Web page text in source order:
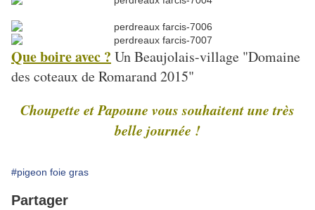
Que boire avec ? Un Beaujolais-village "Domaine
des coteaux de Romarand 2015"
Choupette et Papoune vous souhaitent une très
belle journée !
#pigeon foie gras
Partager